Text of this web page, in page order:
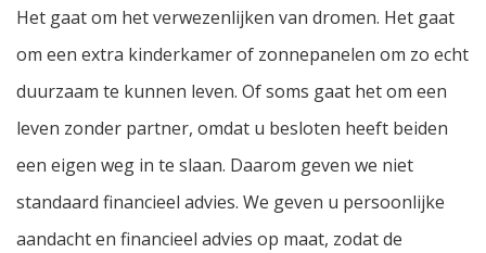
Het gaat om het verwezenlijken van dromen. Het gaat
om een extra kinderkamer of zonnepanelen om zo echt
duurzaam te kunnen leven. Of soms gaat het om een
leven zonder partner, omdat u besloten heeft beiden
een eigen weg in te slaan. Daarom geven we niet
standaard financieel advies. We geven u persoonlijke
aandacht en financieel advies op maat, zodat de